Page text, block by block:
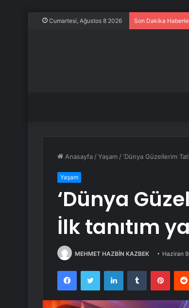
Cumartesi, Ağustos 8 2026 Son Dakika
Anasayfa /Yaşam /‘Dünya Güzellerim
Yaşam
‘Dünya
İlk tanıtım
MEHMET HAZBİN KAZBEK Haziran
FacebookTwitter LinkedInTumblr